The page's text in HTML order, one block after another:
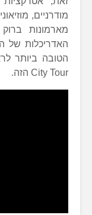
מודרניים,
מארמונות
האדריכלות של
הטובה ביותר
City Tour הזה.